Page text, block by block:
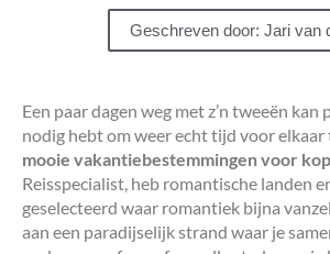
Geschreven door: Jari van
Een paar dagen weg met z’n tweeën kan
nodig hebt om weer echt tijd voor elkaar
mooie vakantiebestemmingen voor
Reisspecialist, heb romantische landen
geselecteerd waar romantiek bijna
aan een paradijselijk strand waar je